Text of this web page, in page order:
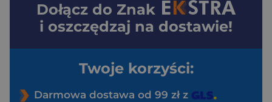
Dołącz do Znak
i oszczędzaj na dostawie!
Twoje korzyści:
Darmowa dostawa od 99 zł z